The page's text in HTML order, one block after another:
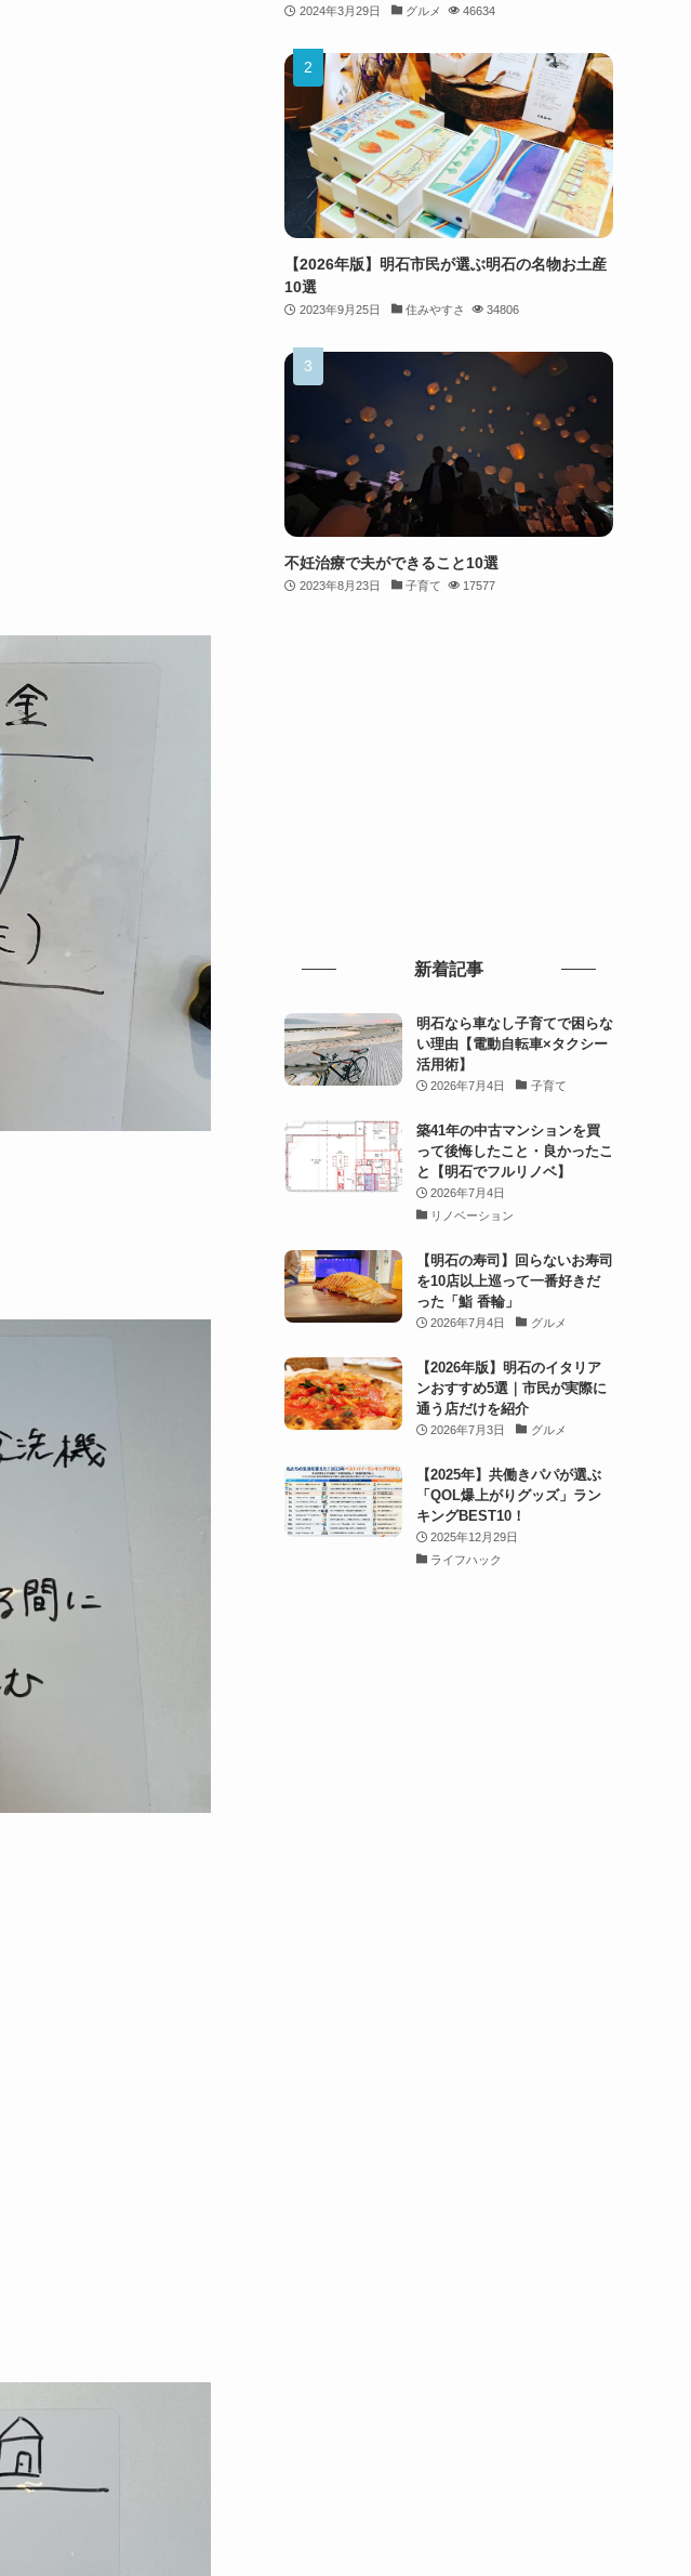
2024年3月29日 グルメ 46634
【2026年版】明石市民が選ぶ明石の名物お土産
10選
2023年9月25日 住みやすさ 34806
不妊治療で夫ができること10選
2023年8月23日 子育て 17577
新着記事
明石なら車なし子育てで困らな
い理由【電動自転車×タクシー
活用術】
2026年7月4日 子育て
築41年の中古マンションを買
って後悔したこと・良かったこ
と【明石でフルリノベ】
2026年7月4日
リノベーション
【明石の寿司】回らないお寿司
を10店以上巡って一番好きだ
った「鮨 香輪」
2026年7月4日 グルメ
【2026年版】明石のイタリア
ンおすすめ5選｜市民が実際に
通う店だけを紹介
2026年7月3日 グルメ
【2025年】共働きパパが選ぶ
「QOL爆上がりグッズ」ラン
キングBEST10！
2025年12月29日
ライフハック